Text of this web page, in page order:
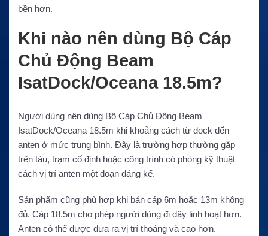
bền hơn.
Khi nào nên dùng Bộ Cáp
Chủ Động Beam
IsatDock/Oceana 18.5m?
Người dùng nên dùng Bộ Cáp Chủ Động Beam
IsatDock/Oceana 18.5m khi khoảng cách từ dock đến
anten ở mức trung bình. Đây là trường hợp thường gặp
trên tàu, trạm cố định hoặc công trình có phòng kỹ thuật
cách vị trí anten một đoạn đáng kể.
Sản phẩm cũng phù hợp khi bản cáp 6m hoặc 13m không
đủ. Cáp 18.5m cho phép người dùng đi dây linh hoạt hơn.
Anten có thể được đưa ra vị trí thoáng và cao hơn.